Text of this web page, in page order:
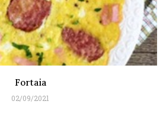
Fortaia
02/09/2021